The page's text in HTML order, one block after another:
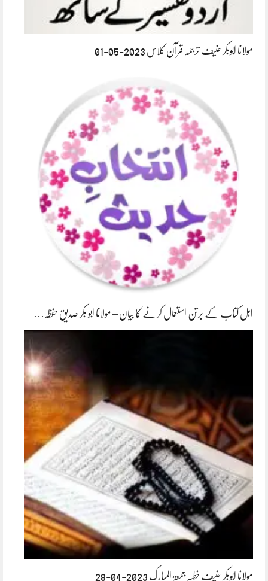
مولانا ابوبکر حنیف ترجمہ قرآن کلاس 2023-05-01
اہل کتاب کے برتن استعمال کرنے کا بیان – مولانا ابو بکر صدیق حفظہ…
مولانا ابوبکر حنیف خطبہ جمعۃ المبارک 2023-04-28